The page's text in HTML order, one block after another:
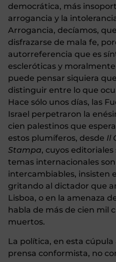
democrática, más
arrogancia y la
Arrogancia, decíamos,
disfrazarse de mala fe,
autorreferencia que es
escleróticas y
puede pensar siquiera
distinguir entre lo que
Hace sólo unos días, las
Israel perpetraron la
cien palestinos que
estos plumíferos, desde Il
Stampa, cuyos
temas internacionales
intercambiables, insisten
gritando al dictador que
Lisboa, o en la amenaza
habla de más de cien mil
muertos.
La política, en esta
prensa conformista, no